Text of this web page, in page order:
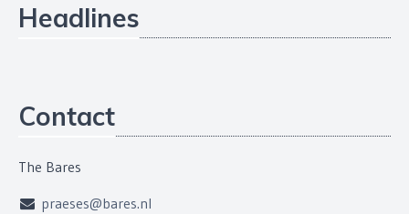
Headlines
Contact
The Bares
praeses@bares.nl